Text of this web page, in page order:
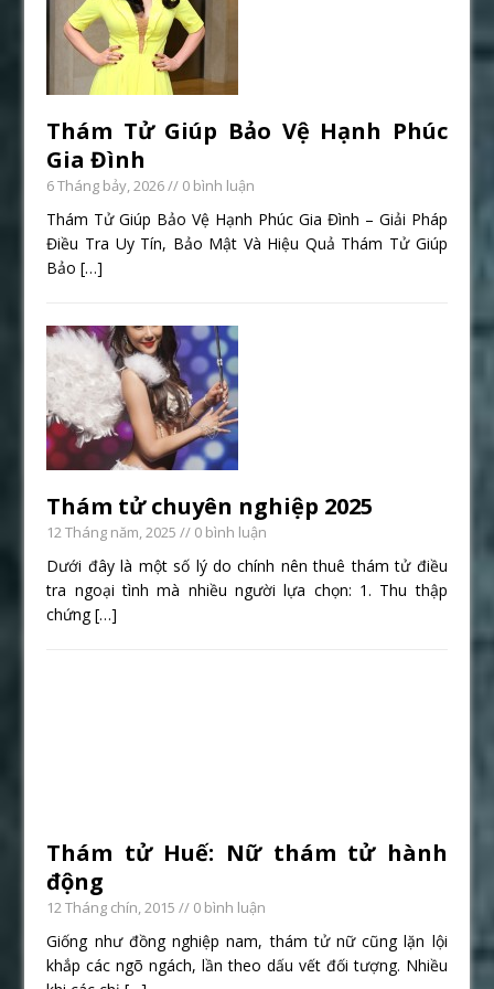
Thám Tử Giúp Bảo Vệ Hạnh Phúc
Gia Đình
6 Tháng bảy, 2026// 0 bình luận
Thám Tử Giúp Bảo Vệ Hạnh Phúc Gia Đình – Giải Pháp
Điều Tra Uy Tín, Bảo Mật Và Hiệu Quả Thám Tử Giúp
Bảo[…]
Thám tử chuyên nghiệp 2025
12 Tháng năm, 2025 // 0 bình luận
Dưới đây là một số lý do chính nên thuê thám tử điều
tra ngoại tình mà nhiều người lựa chọn: 1. Thu thập
chứng[…]
Thám tử Huế: Nữ thám tử hành
động
12 Tháng chín, 2015 // 0 bình luận
Giống như đồng nghiệp nam, thám tử nữ cũng lặn lội
khắp các ngõ ngách, lần theo dấu vết đối tượng. Nhiều